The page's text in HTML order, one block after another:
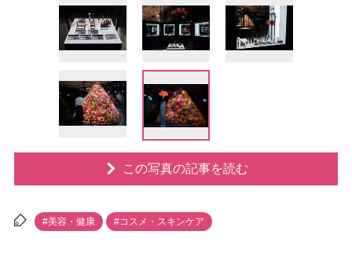
この写真の記事を読む
#美容・健康 #コスメ・スキンケア